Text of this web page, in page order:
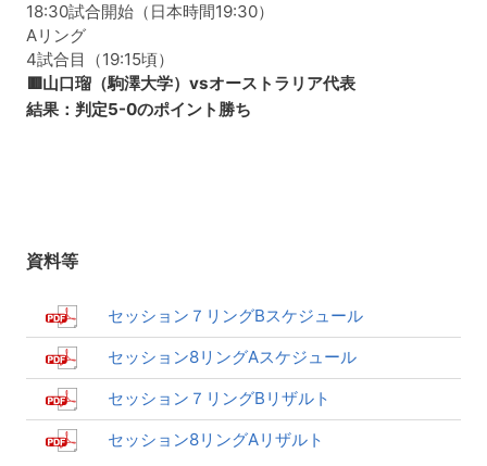
18:30試合開始（日本時間19:30）
Aリング
4試合目（19:15頃）
🟥山口瑠（駒澤大学）vsオーストラリア代表
結果：判定5-0のポイント勝ち
資料等
セッション７リングBスケジュール
セッション8リングAスケジュール
セッション７リングBリザルト
セッション8リングAリザルト